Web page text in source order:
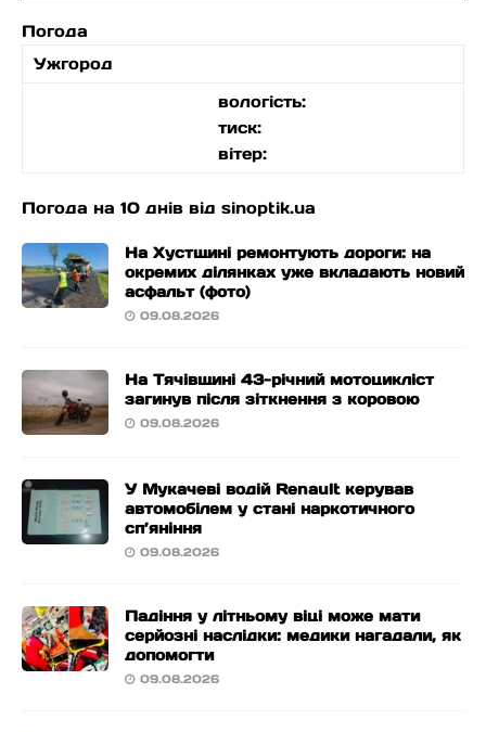
Погода
Ужгород
вологість:
тиск:
вітер:
Погода на 10 днів від sinoptik.ua
На Хустщині ремонтують дороги: на
окремих ділянках уже вкладають новий
асфальт (фото)
09.08.2026
На Тячівщині 43-річний мотоцикліст
загинув після зіткнення з коровою
09.08.2026
У Мукачеві водій Renault керував
автомобілем у стані наркотичного
сп’яніння
09.08.2026
Падіння у літньому віці може мати
серйозні наслідки: медики нагадали, як
допомогти
09.08.2026